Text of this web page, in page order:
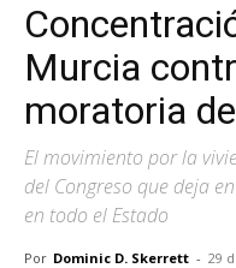
Murcia
moratoria
El movimiento por la
del Congreso que deja
en todo el Estado
Por Dominic D. Skerrett - 29